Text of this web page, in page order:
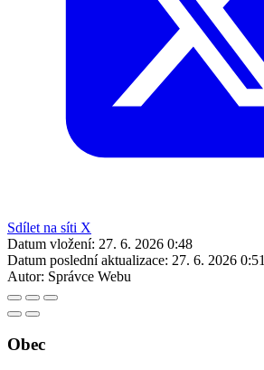
Sdílet na síti X
Datum vložení: 27. 6. 2026 0:48
Datum poslední aktualizace: 27. 6. 2026 0:51
Autor: Správce Webu
Obec